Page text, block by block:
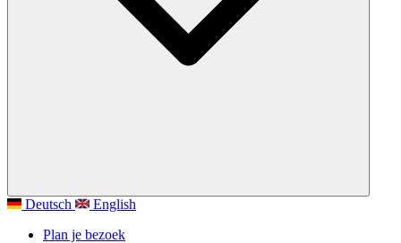
Deutsch
English
Plan je bezoek